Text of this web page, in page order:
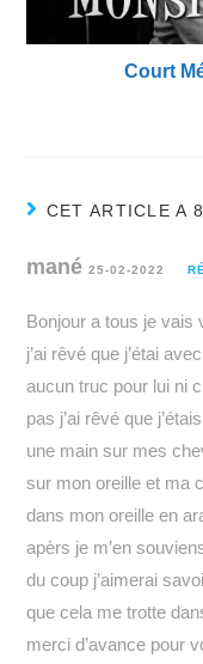
Court
CET ARTICLE A
mané25-02-2022
Bonjour a tous je vais
j’ai rêvé que j’étai
aucun truc pour lui ni
pas j’ai rêvé que
une main sur mes
sur mon oreille et ma
dans mon oreille en
apèrs je m’en
du coup j’aimerai
que cela me trotte
merci d’avance pour